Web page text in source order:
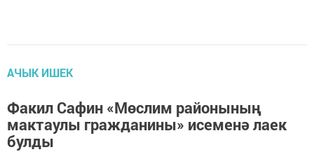
АЧЫК ИШЕК
Факил Сафин «Мөслим районының
мактаулы гражданины» исеменә лаек
булды